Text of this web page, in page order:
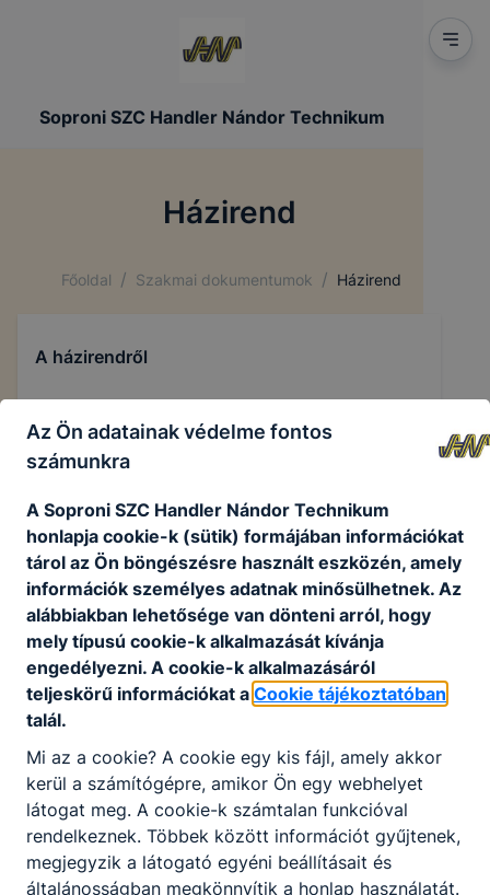
Soproni SZC Handler Nándor Technikum
Házirend
Főoldal / Szakmai dokumentumok / Házirend
A házirendről
Házirend
A házirend a következő linkről tölthető le
Házirend
Partnereink
Az Ön adatainak védelme fontos
számunkra
A Soproni SZC Handler Nándor Technikum
honlapja cookie-k (sütik) formájában információkat
tárol az Ön böngészésre használt eszközén, amely
információk személyes adatnak minősülhetnek. Az
alábbiakban lehetősége van dönteni arról, hogy
mely típusú cookie-k alkalmazását kívánja
engedélyezni. A cookie-k alkalmazásáról
teljeskörű információkat a Cookie tájékoztatóban
talál.
Mi az a cookie? A cookie egy kis fájl, amely akkor
kerül a számítógépre, amikor Ön egy webhelyet
látogat meg. A cookie-k számtalan funkcióval
rendelkeznek. Többek között információt gyűjtenek,
megjegyzik a látogató egyéni beállításait és
általánosságban megkönnyítik a honlap használatát.